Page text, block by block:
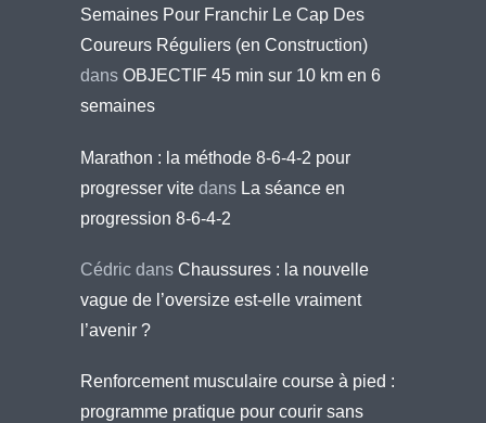
Semaines Pour Franchir Le Cap Des
Coureurs Réguliers (en Construction)
dans OBJECTIF 45 min sur 10 km en 6
semaines
Marathon : la méthode 8-6-4-2 pour
progresser vite dans La séance en
progression 8-6-4-2
Cédric dans Chaussures : la nouvelle
vague de l’oversize est-elle vraiment
l’avenir ?
Renforcement musculaire course à pied :
programme pratique pour courir sans